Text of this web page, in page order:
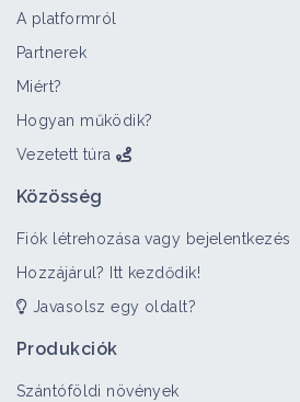
A platformról
Partnerek
Miért?
Hogyan működik?
Vezetett túra
Közösség
Fiók létrehozása vagy bejelentkezés
Hozzájárul? Itt kezdődik!
Javasolsz egy oldalt?
Produkciók
Szántóföldi növények